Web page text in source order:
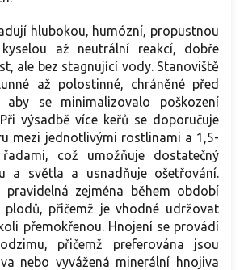
hlubokou, humózní, propustnou
až neutrální reakcí, dobře
ale bez stagnující vody. Stanoviště
až polostinné, chráněné před
aby se minimalizovalo poškození
výsadbě více keřů se doporučuje
mezi jednotlivými rostlinami a 1,5-
což umožňuje dostatečný
a světla a usnadňuje ošetřování.
zejména během období
přičemž je vhodné udržovat
přemokřenou. Hnojení se provádí
přičemž preferována jsou
nebo vyvážená minerální hnojiva